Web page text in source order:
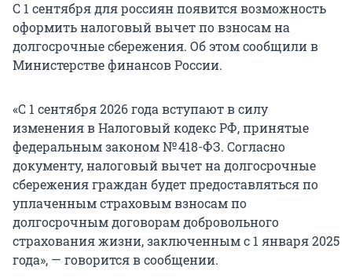
С 1 сентября для россиян появится возможность
оформить налоговый вычет по взносам на
долгосрочные сбережения. Об этом сообщили в
Министерстве финансов России.
«С 1 сентября 2026 года вступают в силу
изменения в Налоговый кодекс РФ, принятые
федеральным законом № 418-ФЗ. Согласно
документу, налоговый вычет на долгосрочные
сбережения граждан будет предоставляться по
уплаченным страховым взносам по
долгосрочным договорам добровольного
страхования жизни, заключенным с 1 января 2025
года», — говорится в сообщении.